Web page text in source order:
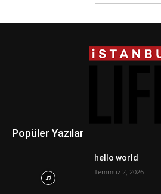
Popüler Yazılar
hello world
Temmuz 2, 2026